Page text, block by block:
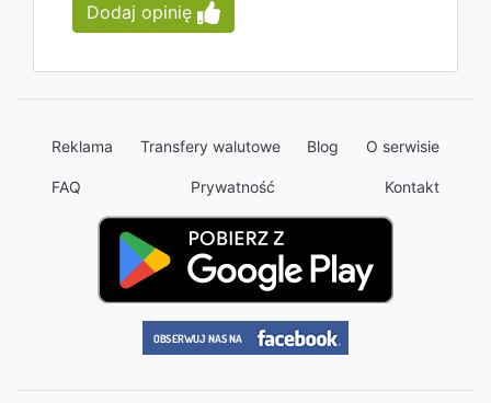
Dodaj opinię
Reklama Transfery walutowe Blog O serwisie
FAQ Prywatność Kontakt